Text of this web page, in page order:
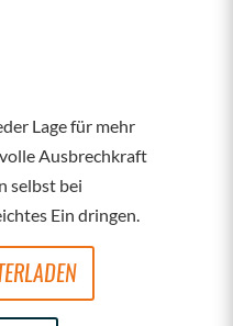
Lage für mehr
Ausbrechkraft
selbst bei
Ein­ dringen.